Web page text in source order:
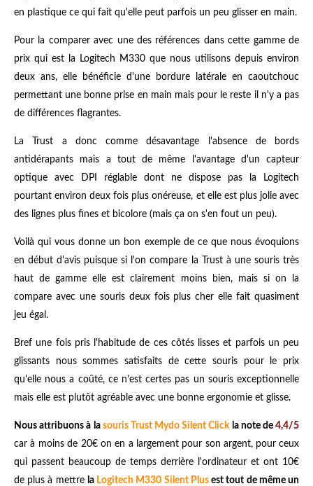
en plastique ce qui fait qu'elle peut parfois un peu glisser en main.
Pour la comparer avec une des références dans cette gamme de
prix qui est la Logitech M330 que nous utilisons depuis environ
deux ans, elle bénéficie d'une bordure latérale en caoutchouc
permettant une bonne prise en main mais pour le reste il n'y a pas
de différences flagrantes.
La Trust a donc comme désavantage l'absence de bords
antidérapants mais a tout de même l'avantage d'un capteur
optique avec DPI réglable dont ne dispose pas la Logitech
pourtant environ deux fois plus onéreuse, et elle est plus jolie avec
des lignes plus fines et bicolore (mais ça on s'en fout un peu).
Voilà qui vous donne un bon exemple de ce que nous évoquions
en début d'avis puisque si l'on compare la Trust à une souris très
haut de gamme elle est clairement moins bien, mais si on la
compare avec une souris deux fois plus cher elle fait quasiment
jeu égal.
Bref une fois pris l'habitude de ces côtés lisses et parfois un peu
glissants nous sommes satisfaits de cette souris pour le prix
qu'elle nous a coûté, ce n'est certes pas un souris exceptionnelle
mais elle est plutôt agréable avec une bonne ergonomie et glisse.
Nous attribuons à la souris Trust Mydo Silent Click la note de4,4/5
car à moins de 20€ on en a largement pour son argent, pour ceux
qui passent beaucoup de temps derrière l'ordinateur et ont 10€
de plus à mettre la Logitech M330 Silent Plusest tout de même un